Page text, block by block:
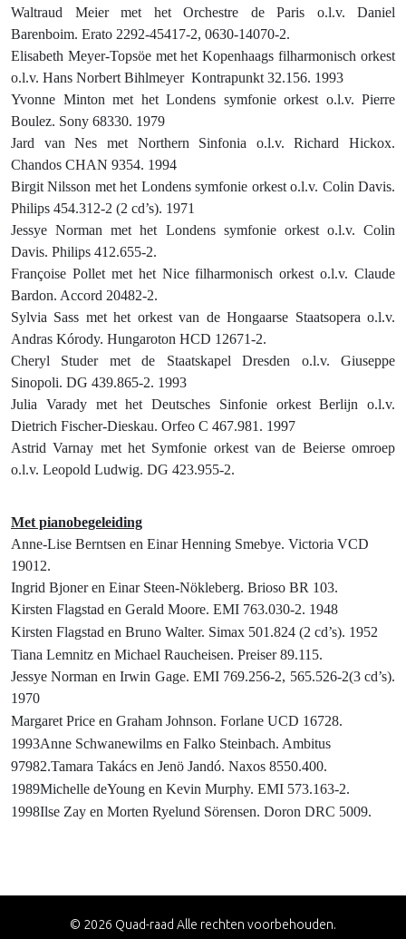
Waltraud Meier met het Orchestre de Paris o.l.v. Daniel
Barenboim. Erato 2292-45417-2, 0630-14070-2.
Elisabeth Meyer-Topsöe met het Kopenhaags filharmonisch orkest
o.l.v. Hans Norbert Bihlmeyer Kontrapunkt 32.156. 1993
Yvonne Minton met het Londens symfonie orkest o.l.v. Pierre
Boulez. Sony 68330. 1979
Jard van Nes met Northern Sinfonia o.l.v. Richard Hickox.
Chandos CHAN 9354. 1994
Birgit Nilsson met het Londens symfonie orkest o.l.v. Colin Davis.
Philips 454.312-2 (2 cd’s). 1971
Jessye Norman met het Londens symfonie orkest o.l.v. Colin
Davis. Philips 412.655-2.
Françoise Pollet met het Nice filharmonisch orkest o.l.v. Claude
Bardon. Accord 20482-2.
Sylvia Sass met het orkest van de Hongaarse Staatsopera o.l.v.
Andras Kórody. Hungaroton HCD 12671-2.
Cheryl Studer met de Staatskapel Dresden o.l.v. Giuseppe
Sinopoli. DG 439.865-2. 1993
Julia Varady met het Deutsches Sinfonie orkest Berlijn o.l.v.
Dietrich Fischer-Dieskau. Orfeo C 467.981. 1997
Astrid Varnay met het Symfonie orkest van de Beierse omroep
o.l.v. Leopold Ludwig. DG 423.955-2.
Met pianobegeleiding
Anne-Lise Berntsen en Einar Henning Smebye. Victoria VCD
19012.
Ingrid Bjoner en Einar Steen-Nökleberg. Brioso BR 103.
Kirsten Flagstad en Gerald Moore. EMI 763.030-2. 1948
Kirsten Flagstad en Bruno Walter. Simax 501.824 (2 cd’s). 1952
Tiana Lemnitz en Michael Raucheisen. Preiser 89.115.
Jessye Norman en Irwin Gage. EMI 769.256-2, 565.526-2(3 cd’s).
1970
Margaret Price en Graham Johnson. Forlane UCD 16728.
1993Anne Schwanewilms en Falko Steinbach. Ambitus
97982.Tamara Takács en Jenö Jandó. Naxos 8550.400.
1989Michelle deYoung en Kevin Murphy. EMI 573.163-2.
1998Ilse Zay en Morten Ryelund Sörensen. Doron DRC 5009.
© 2026 Quad-raad Alle rechten voorbehouden.